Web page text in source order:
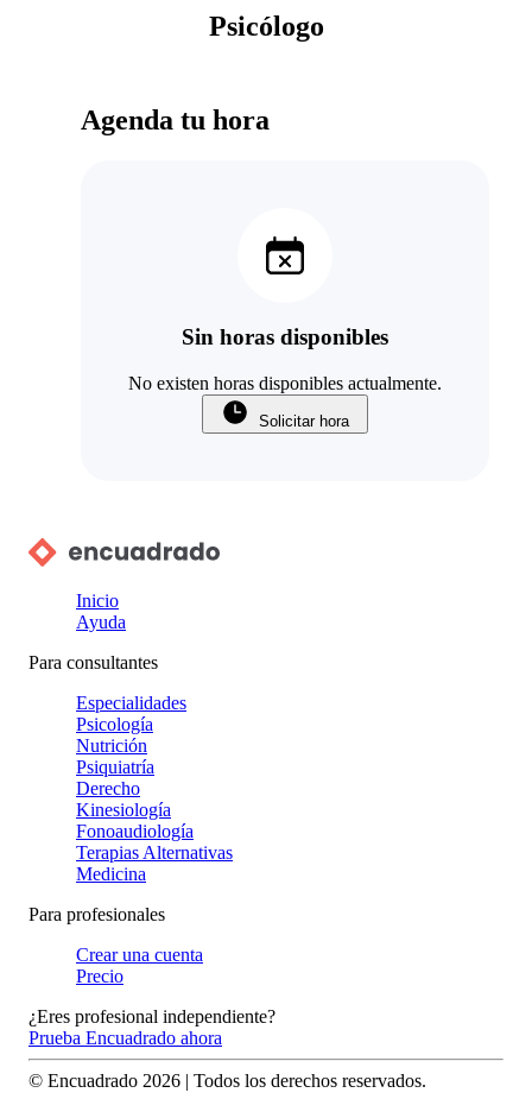
Psicólogo
Agenda tu hora
Sin horas disponibles
No existen horas disponibles actualmente.
Solicitar hora
Inicio
Ayuda
Para consultantes
Especialidades
Psicología
Nutrición
Psiquiatría
Derecho
Kinesiología
Fonoaudiología
Terapias Alternativas
Medicina
Para profesionales
Crear una cuenta
Precio
¿Eres profesional independiente?
Prueba Encuadrado ahora
© Encuadrado 2026 | Todos los derechos reservados.